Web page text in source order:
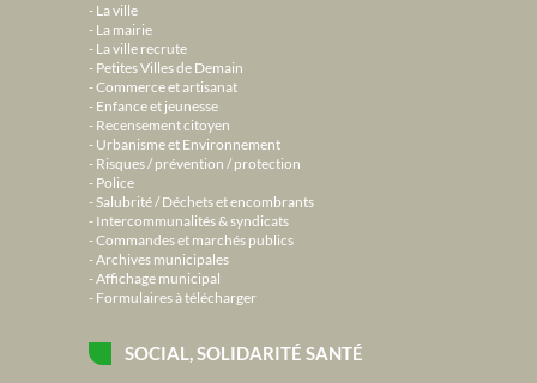
La ville
La mairie
La ville recrute
Petites Villes de Demain
Commerce et artisanat
Enfance et jeunesse
Recensement citoyen
Urbanisme et Environnement
Risques / prévention / protection
Police
Salubrité / Déchets et encombrants
Intercommunalités & syndicats
Commandes et marchés publics
Archives municipales
Affichage municipal
Formulaires à télécharger
SOCIAL, SOLIDARITÉ SANTÉ